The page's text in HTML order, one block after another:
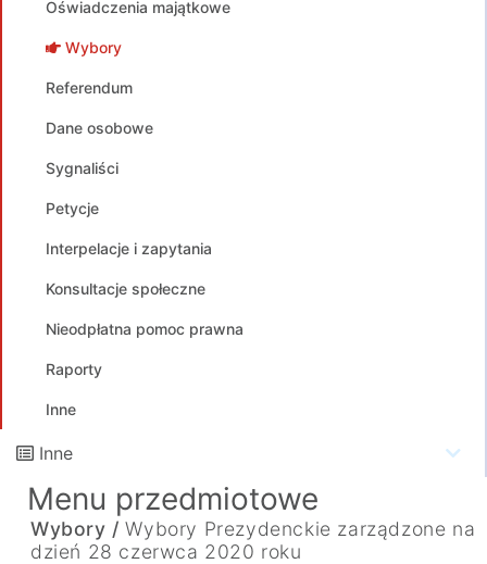
Oświadczenia majątkowe
Wybory
Referendum
Dane osobowe
Sygnaliści
Petycje
Interpelacje i zapytania
Konsultacje społeczne
Nieodpłatna pomoc prawna
Raporty
Inne
Inne
Menu przedmiotowe
Wybory / Wybory Prezydenckie zarządzone na
dzień 28 czerwca 2020 roku